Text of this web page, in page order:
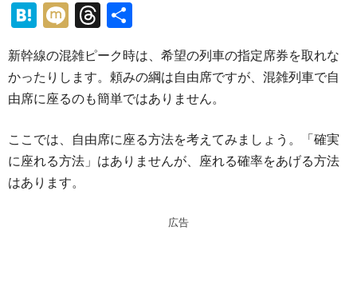
H
e
n
M
T
e
a
s
新幹線の混雑ピーク時は、希望の列車の指定席券を取れな
かったりします。頼みの綱は自由席ですが、混雑列車で自
由席に座るのも簡単ではありません。
ここでは、自由席に座る方法を考えてみましょう。「確実
に座れる方法」はありませんが、座れる確率をあげる方法
はあります。
広告